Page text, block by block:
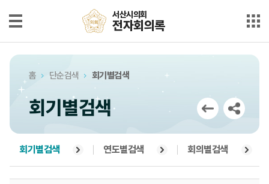
서산시의회
전자회의록
최근회의록
단순검색
상세검색
부록검색
서산시의회
전자회의록
홈 단순검색 회기별검색
회기별검색
회기별검색 연도별검색 회의별검색